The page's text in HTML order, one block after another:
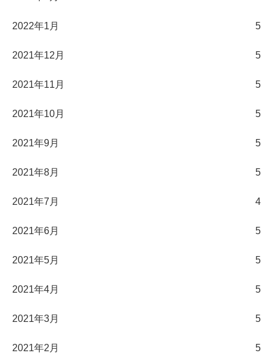
2022年1月 5
2021年12月 5
2021年11月 5
2021年10月 5
2021年9月 5
2021年8月 5
2021年7月 4
2021年6月 5
2021年5月 5
2021年4月 5
2021年3月 5
2021年2月 5